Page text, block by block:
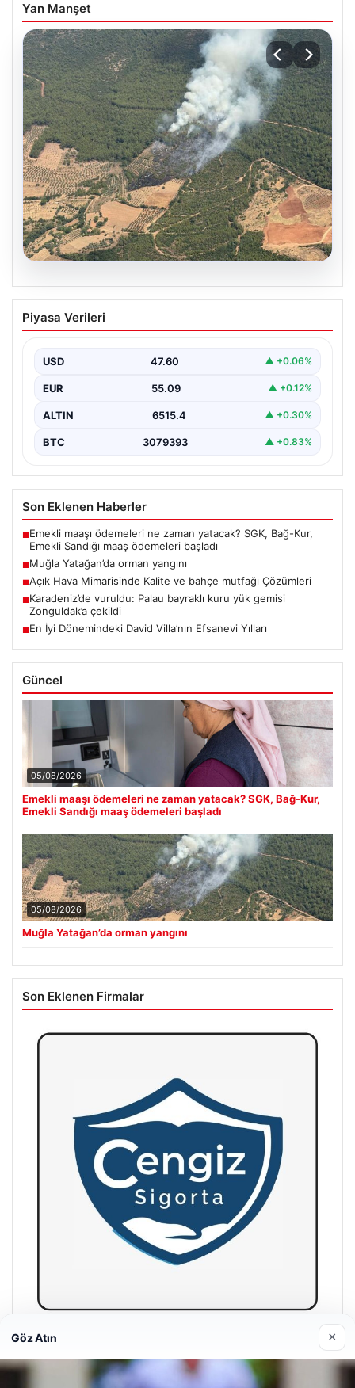
Yan Manşet
Muğla Yatağan’da orman yangını
Piyasa Verileri
USD 47.60 ▲ +0.06%
EUR 55.09 ▲ +0.12%
ALTIN 6515.4 ▲ +0.30%
BTC 3079393 ▲ +0.83%
Son Eklenen Haberler
■Emekli maaşı ödemeleri ne zaman yatacak? SGK, Bağ-Kur,
Emekli Sandığı maaş ödemeleri başladı
■Muğla Yatağan’da orman yangını
■Açık Hava Mimarisinde Kalite ve bahçe mutfağı Çözümleri
■Karadeniz’de vuruldu: Palau bayraklı kuru yük gemisi
Zonguldak’a çekildi
■En İyi Dönemindeki David Villa’nın Efsanevi Yılları
Güncel
05/08/2026
Emekli maaşı ödemeleri ne zaman yatacak? SGK, Bağ-Kur,
Emekli Sandığı maaş ödemeleri başladı
05/08/2026
Muğla Yatağan’da orman yangını
Son Eklenen Firmalar
Hastaş Beton
26/05/2026
Göz Atın ×